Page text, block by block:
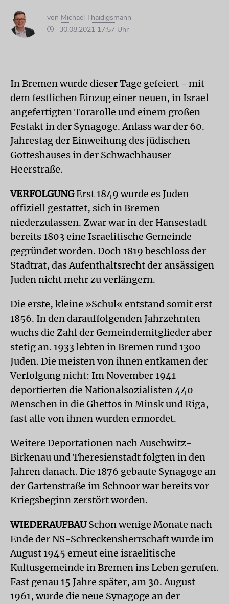
von Michael Thaidigsmann
30.08.2021 17:57 Uhr
In Bremen wurde dieser Tage gefeiert - mit
dem festlichen Einzug einer neuen, in Israel
angefertigten Torarolle und einem großen
Festakt in der Synagoge. Anlass war der 60.
Jahrestag der Einweihung des jüdischen
Gotteshauses in der Schwachhauser
Heerstraße.
VERFOLGUNGErst 1849 wurde es Juden
offiziell gestattet, sich in Bremen
niederzulassen. Zwar war in der Hansestadt
bereits 1803 eine Israelitische Gemeinde
gegründet worden. Doch 1819 beschloss der
Stadtrat, das Aufenthaltsrecht der ansässigen
Juden nicht mehr zu verlängern.
Die erste, kleine »Schul« entstand somit erst
1856. In den darauffolgenden Jahrzehnten
wuchs die Zahl der Gemeindemitglieder aber
stetig an. 1933 lebten in Bremen rund 1300
Juden. Die meisten von ihnen entkamen der
Verfolgung nicht: Im November 1941
deportierten die Nationalsozialisten 440
Menschen in die Ghettos in Minsk und Riga,
fast alle von ihnen wurden ermordet.
Weitere Deportationen nach Auschwitz-
Birkenau und Theresienstadt folgten in den
Jahren danach. Die 1876 gebaute Synagoge an
der Gartenstraße im Schnoor war bereits vor
Kriegsbeginn zerstört worden.
WIEDERAUFBAUSchon wenige Monate nach
Ende der NS-Schreckensherrschaft wurde im
August 1945 erneut eine israelitische
Kultusgemeinde in Bremen ins Leben gerufen.
Fast genau 15 Jahre später, am 30. August
1961, wurde die neue Synagoge an der